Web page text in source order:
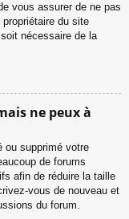
vous assurer de ne pas
du site
nécessaire de la
ne peux à
ou supprimé votre
de forums
afin de réduire la taille
vous de nouveau et
du forum.